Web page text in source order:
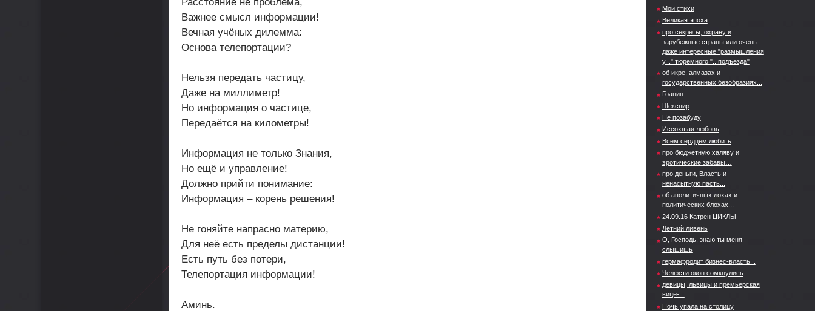
Важнее смысл информации!
Вечная учёных дилемма:
Основа телепортации?
Нельзя передать частицу,
Даже на миллиметр!
Но информация о частице,
Передаётся на километры!
Информация не только Знания,
Но ещё и управление!
Должно прийти понимание:
Информация – корень решения!
Не гоняйте напрасно материю,
Для неё есть пределы дистанции!
Есть путь без потери,
Телепортация информации!
Аминь.
Мои стихи
Великая эпоха
про секреты, охрану и
зарубежные страны или очень
даже интересные "размышления
у..." тюремного "...подъезда"
об икре, алмазах и
государственных безобразиях...
Гоацин
Шекспир
Не позабуду
Иссохшая любовь
Всем сердцем любить
про бюджетную халяву и
эротические забавы…
про деньги, Власть и
ненасытную пасть...
об аполитичных лохах и
политических блохах...
24.09.16 Катрен ЦИКЛЫ
Летний ливень
О, Господь, знаю ты меня
слышишь
гермафродит бизнес-власть...
Челюсти окон сомкнулись
девицы, львицы и премьерская
вице-...
Ночь упала на столицу